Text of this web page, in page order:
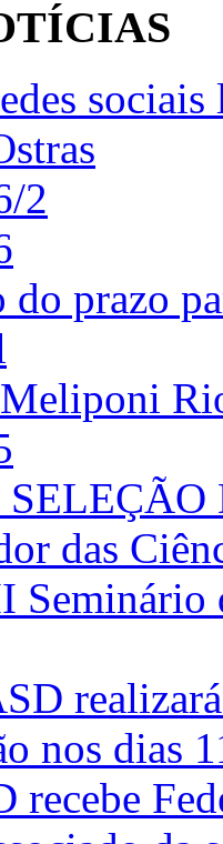
2
do prazo
das
Seminário
nos dias
recebe